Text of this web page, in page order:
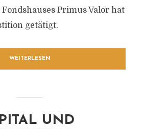
Fondshauses Primus Valor hat
getätigt.
WEITERLESEN
UND